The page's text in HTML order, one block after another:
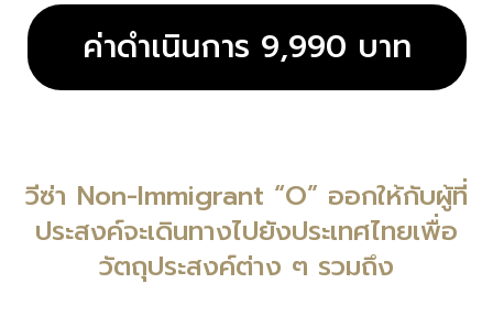
ค่าดำเนินการ 9,990 บาท
วีซ่า Non-Immigrant “O” ออกให้กับผู้ที่
ประสงค์จะเดินทางไปยังประเทศไทยเพื่อ
วัตถุประสงค์ต่าง ๆ รวมถึง